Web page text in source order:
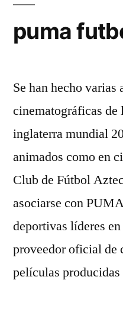
puma
Se han hecho varias
cinematográficas de
inglaterra mundial
animados como en
Club de Fútbol
asociarse con
deportivas líderes
proveedor oficial de
películas